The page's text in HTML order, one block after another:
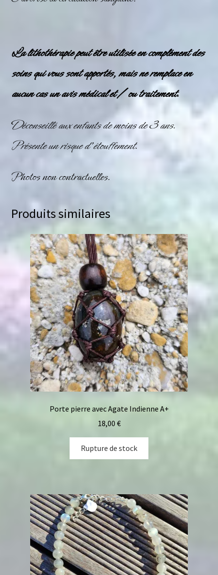
La lithothérapie peut être utilisée en complément des
soins qui vous sont apportés, mais ne remplace en
aucun cas un avis médical et / ou traitement.
Déconseillé aux enfants de moins de 3 ans.
Présente un risque d’étouffement.
Photos non contractuelles.
Produits similaires
Porte pierre avec Agate Indienne A+
18,00 €
Rupture de stock